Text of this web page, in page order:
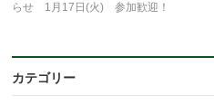
らせ 1月17日(火) 参加歓迎！
カテゴリー